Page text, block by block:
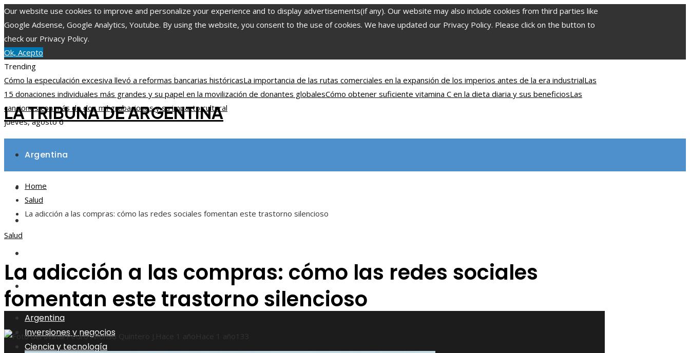
Our website use cookies to improve and personalize your experience and to display advertisements(if any). Our website may also include cookies from third parties like
Google Adsense, Google Analytics, Youtube. By using the website, you consent to the use of cookies. We have updated our Privacy Policy. Please click on the button to
check our Privacy Policy.
Ok, Acepto
Trending
Cómo la especulación excesiva llevó a reformas bancarias históricasLa importancia de las rutas comerciales en la expansión de los imperios antes de la era industrialLas
15 donaciones individuales más grandes y su papel en la movilización de donantes globalesCómo obtener suficiente vitamina C en la dieta diaria y sus beneficiosLas
canciones con más de dos mil grabaciones y su impacto cultural
jueves, agosto 6
LA TRIBUNA DE ARGENTINA
Argentina
Inversiones y negocios
Ciencia y tecnología
Argentina
Inversiones y negocios
Ciencia y tecnología
Home
Salud
La adicción a las compras: cómo las redes sociales fomentan este trastorno silencioso
Salud
La adicción a las compras: cómo las redes sociales
fomentan este trastorno silencioso
Pedro Alfonso Quintero J. Hace 1 año Hace 1 año